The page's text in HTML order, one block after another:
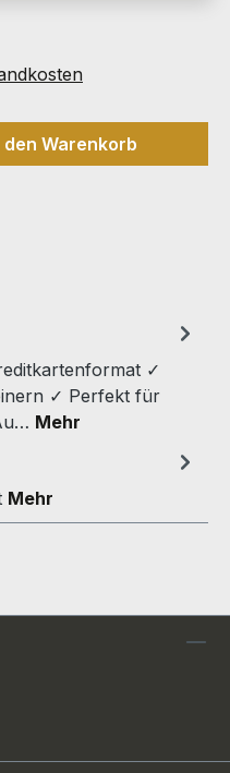
den
den Warenkorb
✓
✓ Perfekt für
Mehr
Mehr